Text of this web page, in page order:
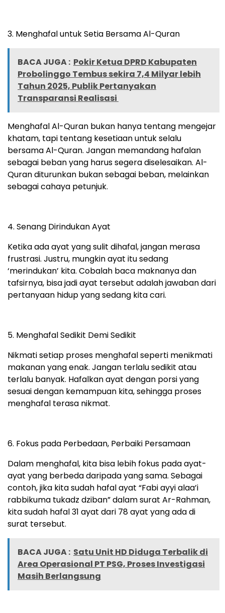
3. Menghafal untuk Setia Bersama Al-Quran
BACA JUGA : Pokir Ketua DPRD Kabupaten
Probolinggo Tembus sekira 7,4 Milyar lebih
Tahun 2025, Publik Pertanyakan
Transparansi Realisasi
Menghafal Al-Quran bukan hanya tentang mengejar
khatam, tapi tentang kesetiaan untuk selalu
bersama Al-Quran. Jangan memandang hafalan
sebagai beban yang harus segera diselesaikan. Al-
Quran diturunkan bukan sebagai beban, melainkan
sebagai cahaya petunjuk.
4. Senang Dirindukan Ayat
Ketika ada ayat yang sulit dihafal, jangan merasa
frustrasi. Justru, mungkin ayat itu sedang
‘merindukan’ kita. Cobalah baca maknanya dan
tafsirnya, bisa jadi ayat tersebut adalah jawaban dari
pertanyaan hidup yang sedang kita cari.
5. Menghafal Sedikit Demi Sedikit
Nikmati setiap proses menghafal seperti menikmati
makanan yang enak. Jangan terlalu sedikit atau
terlalu banyak. Hafalkan ayat dengan porsi yang
sesuai dengan kemampuan kita, sehingga proses
menghafal terasa nikmat.
6. Fokus pada Perbedaan, Perbaiki Persamaan
Dalam menghafal, kita bisa lebih fokus pada ayat-
ayat yang berbeda daripada yang sama. Sebagai
contoh, jika kita sudah hafal ayat “Fabi ayyi alaa’i
rabbikuma tukadz dziban” dalam surat Ar-Rahman,
kita sudah hafal 31 ayat dari 78 ayat yang ada di
surat tersebut.
BACA JUGA : Satu Unit HD Diduga Terbalik di
Area Operasional PT PSG, Proses Investigasi
Masih Berlangsung